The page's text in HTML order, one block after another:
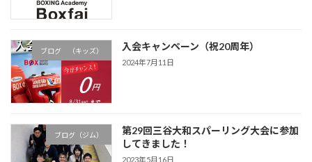
ブログ （キッズ） 入会キャンペーン（祝20周年）
2024年7月11日
ブログ（ジム）
第29回三谷大和スパーリング大会に参加
してきました！
2023年5月16日